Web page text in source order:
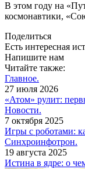
В этом году на
космонавтики,
Поделиться
Есть интересная
Напишите нам
Читайте также:
Главное.
27 июля 2026
«Атом» рулит:
Новости.
7 октября 2025
Игры с роботами:
Синхроинфотрон.
19 августа 2025
Истина в ядре: о